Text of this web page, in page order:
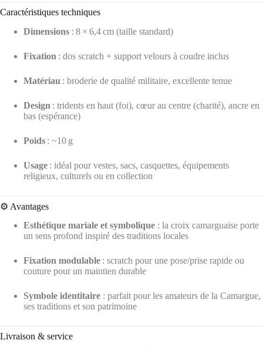
Caractéristiques techniques
Dimensions : 8 × 6,4 cm (taille standard)
Fixation : dos scratch + support velours à coudre inclus
Matériau : broderie de qualité militaire, excellente tenue
Design : tridents en haut (foi), cœur au centre (charité), ancre en
bas (espérance)
Poids : ~10 g
Usage : idéal pour vestes, sacs, casquettes, équipements
religieux, culturels ou en collection
⚙️ Avantages
Esthétique mariale et symbolique : la croix camarguaise porte
un sens profond inspiré des traditions locales
Fixation modulable : scratch pour une pose/prise rapide ou
couture pour un maintien durable
Symbole identitaire : parfait pour les amateurs de la Camargue,
ses traditions et son patrimoine
Livraison & service